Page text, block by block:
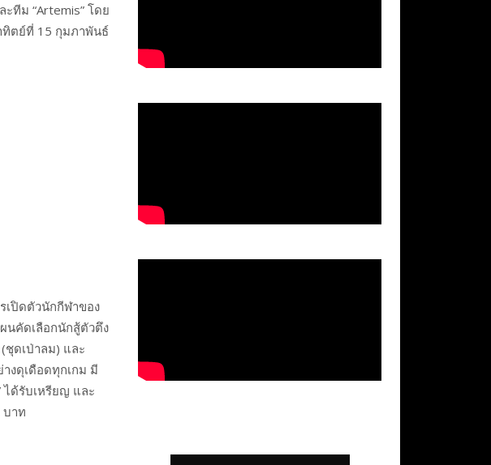
ทีม “Artemis” โดย
ทิตย์ที่ 15 กุมภาพันธ์
เปิดตัวนักกีฬาของ
นคัดเลือกนักสู้ตัวตึง
ชุดเป่าลม) และ
งดุเดือดทุกเกม มี
ได้รับเหรียญ และ
บาท